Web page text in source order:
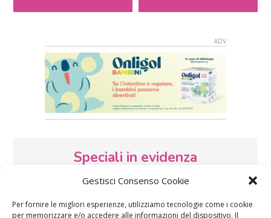
Gestisci Consenso Cookie
Per fornire le migliori esperienze, utilizziamo tecnologie come i cookie
per memorizzare e/o accedere alle informazioni del dispositivo. Il
Speciali in evidenza